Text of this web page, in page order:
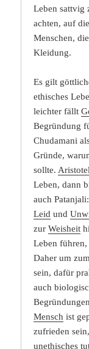
Leben sattvig
achten, auf
Menschen,
Kleidung.
Es gilt
ethisches
leichter fällt
Begründung
Chudamani
Gründe,
sollte.
Leben, dann
auch
Leid und
zurWeisheit
Leben
Daher um
sein, dafür
auch
Mensch ist
zufrieden
unethisches